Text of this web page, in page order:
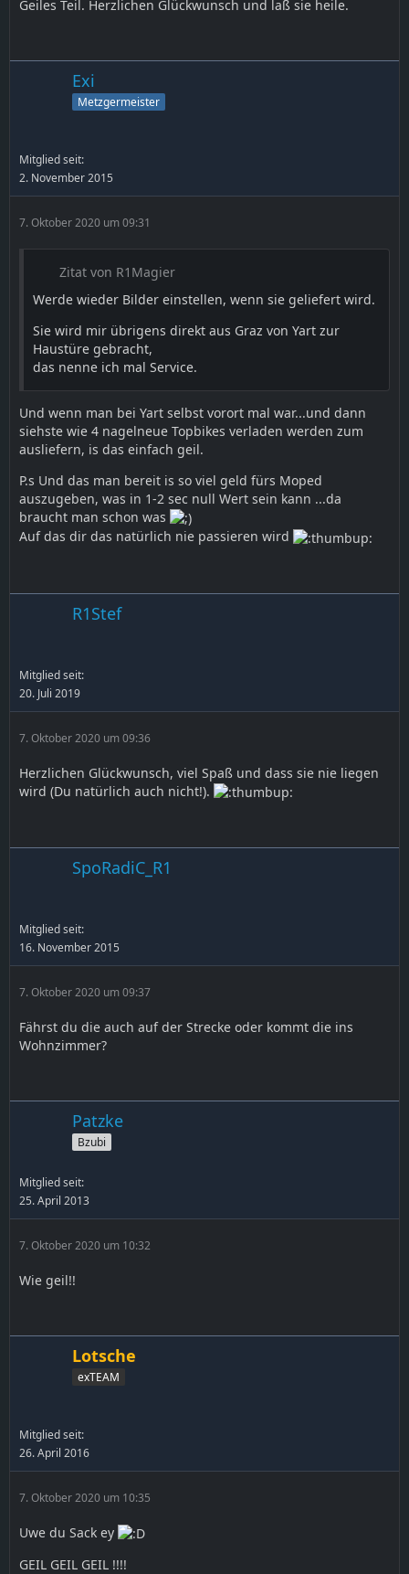
Geiles Teil. Herzlichen Glückwunsch und laß sie heile.
Exi
Metzgermeister
Mitglied seit:
2. November 2015
7. Oktober 2020 um 09:31
Zitat von R1Magier
Werde wieder Bilder einstellen, wenn sie geliefert wird.
Sie wird mir übrigens direkt aus Graz von Yart zur
Haustüre gebracht,
das nenne ich mal Service.
Und wenn man bei Yart selbst vorort mal war...und dann
siehste wie 4 nagelneue Topbikes verladen werden zum
ausliefern, is das einfach geil.
P.s Und das man bereit is so viel geld fürs Moped
auszugeben, was in 1-2 sec null Wert sein kann ...da
braucht man schon was
Auf das dir das natürlich nie passieren wird
R1Stef
Mitglied seit:
20. Juli 2019
7. Oktober 2020 um 09:36
Herzlichen Glückwunsch, viel Spaß und dass sie nie liegen
wird (Du natürlich auch nicht!).
SpoRadiC_R1
Mitglied seit:
16. November 2015
7. Oktober 2020 um 09:37
Fährst du die auch auf der Strecke oder kommt die ins
Wohnzimmer?
Patzke
Bzubi
Mitglied seit:
25. April 2013
7. Oktober 2020 um 10:32
Wie geil!!
Lotsche
exTEAM
Mitglied seit:
26. April 2016
7. Oktober 2020 um 10:35
Uwe du Sack ey
GEIL GEIL GEIL !!!!